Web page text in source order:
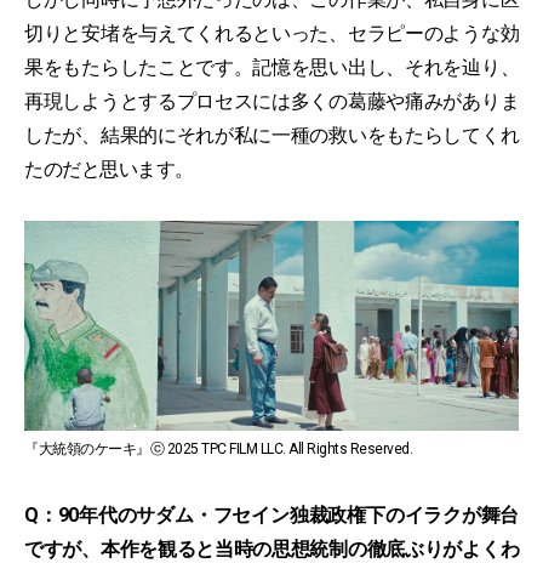
切りと安堵を与えてくれるといった、セラピーのような効
果をもたらしたことです。記憶を思い出し、それを辿り、
再現しようとするプロセスには多くの葛藤や痛みがありま
したが、結果的にそれが私に一種の救いをもたらしてくれ
たのだと思います。
『大統領のケーキ』ⓒ 2025 TPC FILM LLC. All Rights Reserved.
Q：90年代のサダム・フセイン独裁政権下のイラクが舞台
ですが、本作を観ると当時の思想統制の徹底ぶりがよくわ